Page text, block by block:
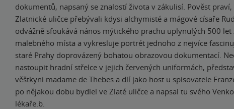
dokumentů, napsaný se znalostí života v zákulisí. Pověst praví,
Zlatnické uličce přebývali kdysi alchymisté a mágové císaře
odvážně sfoukává nános mýtického prachu uplynulých 500 let
malebného místa a vykresluje portrét jednoho z nejvíce
staré Prahy doprovázený bohatou obrazovou dokumentací.
nastoupit hradní střelce v jejich červených uniformách,
věštkyni madame de Thebes a dlí jako host u spisovatele
po nějakou dobu bydlel ve Zlaté uličce a napsal tu svého
lékaře.b.